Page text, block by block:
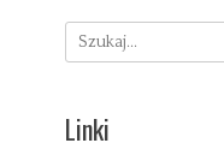
e
o
Search
for:
Linki